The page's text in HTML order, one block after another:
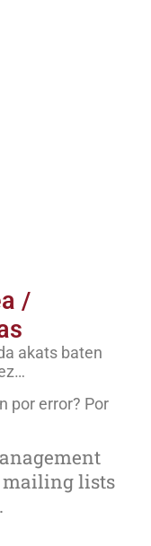
/
akats baten
por error? Por
mailing lists